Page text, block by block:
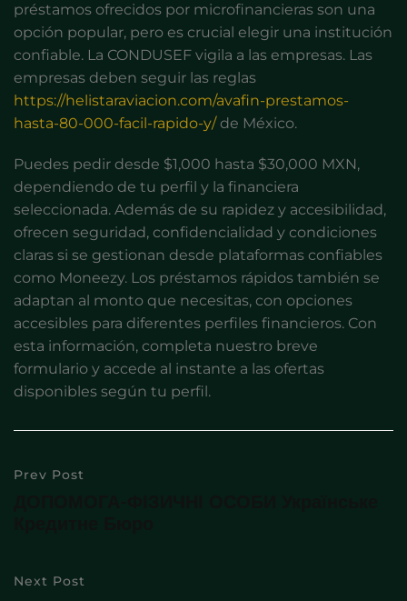
préstamos ofrecidos por microfinancieras son una
opción popular, pero es crucial elegir una institución
confiable. La CONDUSEF vigila a las empresas. Las
empresas deben seguir las reglas
https://helistaraviacion.com/avafin-prestamos-
hasta-80-000-facil-rapido-y/de México.
Puedes pedir desde $1,000 hasta $30,000 MXN,
dependiendo de tu perfil y la financiera
seleccionada. Además de su rapidez y accesibilidad,
ofrecen seguridad, confidencialidad y condiciones
claras si se gestionan desde plataformas confiables
como Moneezy. Los préstamos rápidos también se
adaptan al monto que necesitas, con opciones
accesibles para diferentes perfiles financieros. Con
esta información, completa nuestro breve
formulario y accede al instante a las ofertas
disponibles según tu perfil.
Prev Post
Next Post